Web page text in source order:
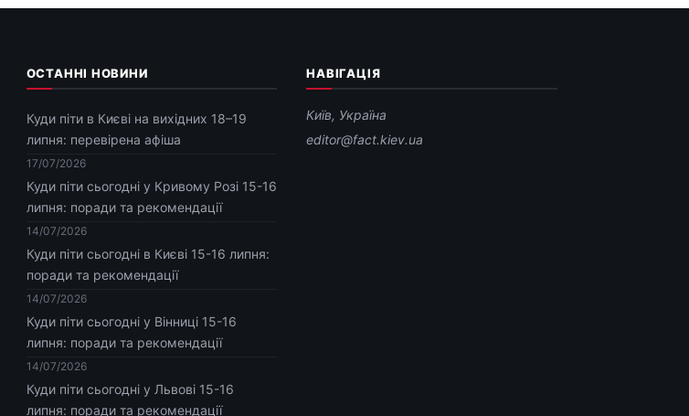
ОСТАННІ НОВИНИ
Куди піти в Києві на вихідних 18–19
липня: перевірена афіша
17/07/2026
Куди піти сьогодні у Кривому Розі 15-16
липня: поради та рекомендації
14/07/2026
Куди піти сьогодні в Києві 15-16 липня:
поради та рекомендації
14/07/2026
Куди піти сьогодні у Вінниці 15-16
липня: поради та рекомендації
14/07/2026
Куди піти сьогодні у Львові 15-16
липня: поради та рекомендації
НАВІГАЦІЯ
Київ, Україна
editor@fact.kiev.ua